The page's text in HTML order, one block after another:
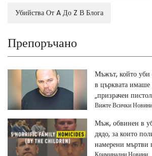
Убийства От A До Z В Блога
Препоръчано
Мъжът, който
в църквата имаше
„призрачен
Вижте Всички Новини
Мъж, обвинен в
дядо, за които
намерени мъртви
Криминални Новини